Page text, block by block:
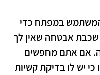
המשתמש במפתח כדי
שכבת אבטחה שאין לך
אם אתם מחפשים
יש לו בדיקת קשיות